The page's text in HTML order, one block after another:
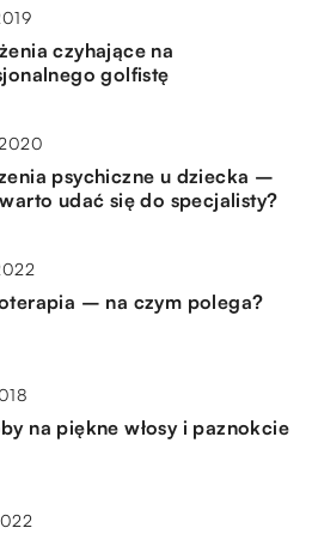
czyhające na
golfistę
psychiczne u dziecka –
udać się do specjalisty?
– na czym polega?
na piękne włosy i paznokcie